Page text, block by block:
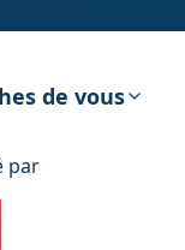
de vous
par